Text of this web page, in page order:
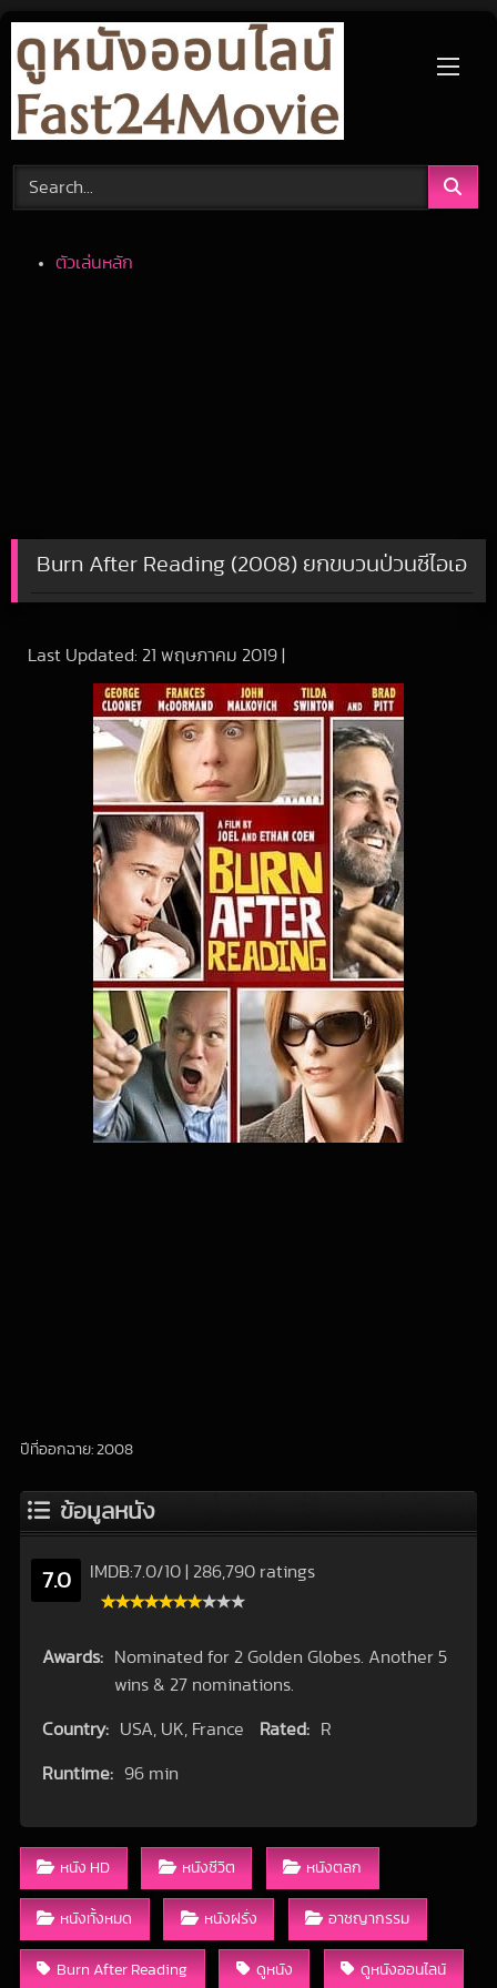
Skip
content
ตัวเล่นหลัก
Burn After Reading (2008) ยกขบวนป่วนซีไอเอ
Last Updated: 21 พฤษภาคม 2019
ปีที่ออกฉาย: 2008
ข้อมูลหนัง
7.0 IMDB:7.0/10 286,790 ratings
Awards:
Nominated for 2 Golden Globes. Another 5
wins & 27 nominations.
Country: USA, UK, France Rated: R
Runtime: 96 min
หนัง HD หนังชีวิต หนังตลก
หนังทั้งหมด หนังฝรั่ง อาชญากรรม
Burn After Reading ดูหนัง ดูหนังออนไลน์